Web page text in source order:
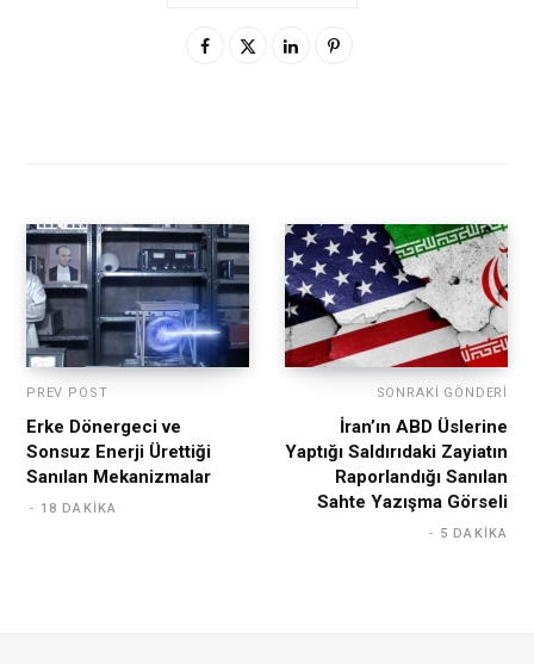
PREV POST
Erke Dönergeci ve
Sonsuz Enerji Ürettiği
Sanılan Mekanizmalar
18 DAKIKA
SONRAKI GÖNDERI
İran’ın ABD Üslerine
Yaptığı Saldırıdaki Zayiatın
Raporlandığı Sanılan
Sahte Yazışma Görseli
5 DAKIKA